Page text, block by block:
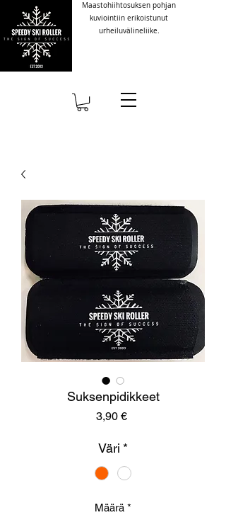
Maastohiihtosuksen pohjan
kuviointiin erikoistunut
urheiluvälineliike.
Suksenpidikkeet
3,90 €Hinta
Väri *
Määrä *